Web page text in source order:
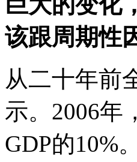
该跟周期性
从二十年前
示。2006年
GDP的10%